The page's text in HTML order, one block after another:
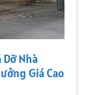
Nhà
Giá Cao